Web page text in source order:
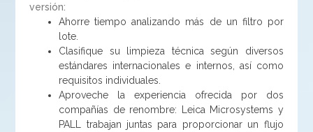
versión:
Ahorre tiempo analizando más de un filtro por
lote.
Clasifique su limpieza técnica según diversos
estándares internacionales e internos, así como
requisitos individuales.
Aproveche la experiencia ofrecida por dos
compañías de renombre: Leica Microsystems y
PALL trabajan juntas para proporcionar un flujo